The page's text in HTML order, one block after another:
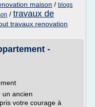
maison / blogs
/ travaux de
travaux renovation
-
un ancien
votre courage à